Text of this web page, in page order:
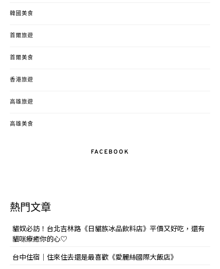
韓國美食
首爾旅遊
首爾美食
香港旅遊
高雄旅遊
高雄美食
FACEBOOK
熱門文章
貓奴必訪！台北吉林路《日貓族冰品飲料店》平價又好吃，還有
貓咪療癒你的心♡
台中住宿｜住來住去還是最喜歡《愛麗絲國際大飯店》